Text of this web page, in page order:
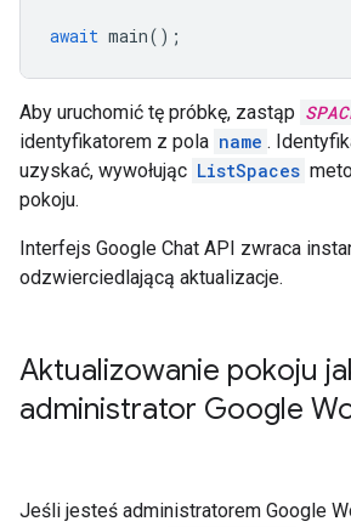
await main();
Aby uruchomić tę próbkę, zastąp
identyfikatorem z pola name .
uzyskać, wywołując ListSpaces
pokoju.
Interfejs Google Chat API zwraca
odzwierciedlającą aktualizacje.
Aktualizowanie pokoju
administrator Google
Jeśli jesteś administratorem Google